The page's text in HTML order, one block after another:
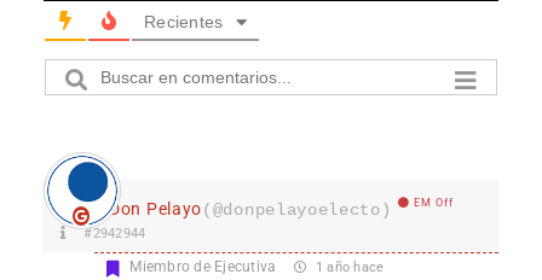
Recientes
Don Pelayo(@donpelayoelecto) EM Off
#2942944
Miembro de Ejecutiva 1 año hace